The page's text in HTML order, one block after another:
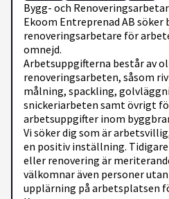
Bygg- och
Ekoom Entreprenad AB söker
renoveringsarbetare för
omnejd.
Arbetsuppgifterna består av
renoveringsarbeten, såsom
målning, spackling,
snickeriarbeten samt övrigt
arbetsuppgifter inom
Vi söker dig som är
en positiv inställning.
eller renovering är
välkomnar även personer
upplärning på arbetsplatsen